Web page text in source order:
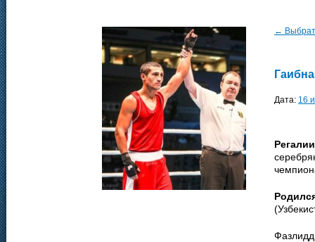
←
Дата: 16